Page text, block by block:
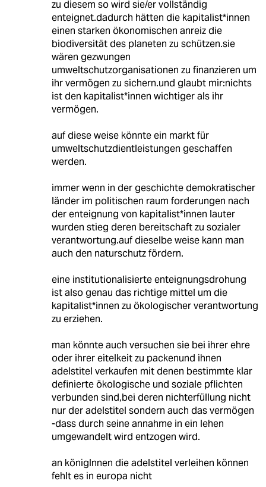
zu diesem so wird sie/er vollständig
enteignet.dadurch hätten die kapitalist*innen
einen starken ökonomischen anreiz die
biodiversität des planeten zu schützen.sie
wären gezwungen
umweltschutzorganisationen zu finanzieren um
ihr vermögen zu sichern.und glaubt mir:nichts
ist den kapitalist*innen wichtiger als ihr
vermögen.
auf diese weise könnte ein markt für
umweltschutzdientleistungen geschaffen
werden.
immer wenn in der geschichte demokratischer
länder im politischen raum forderungen nach
der enteignung von kapitalist*innen lauter
wurden stieg deren bereitschaft zu sozialer
verantwortung.auf dieselbe weise kann man
auch den naturschutz fördern.
eine institutionalisierte enteignungsdrohung
ist also genau das richtige mittel um die
kapitalist*innen zu ökologischer verantwortung
zu erziehen.
man könnte auch versuchen sie bei ihrer ehre
oder ihrer eitelkeit zu packenund ihnen
adelstitel verkaufen mit denen bestimmte klar
definierte ökologische und soziale pflichten
verbunden sind,bei deren nichterfüllung nicht
nur der adelstitel sondern auch das vermögen
-dass durch seine annahme in ein lehen
umgewandelt wird entzogen wird.
an königInnen die adelstitel verleihen können
fehlt es in europa nicht